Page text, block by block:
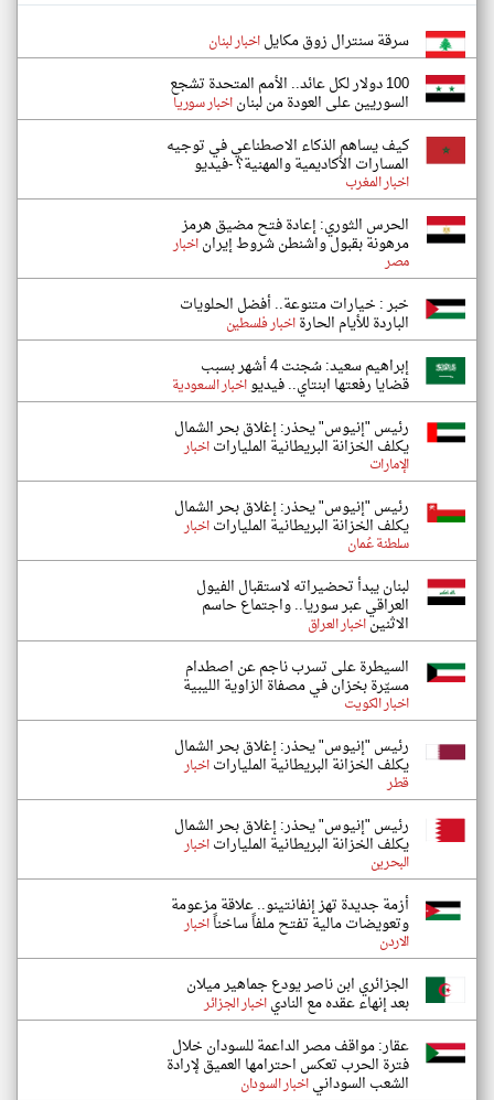
سرقة سنترال زوق مكايلاخبار لبنان
100 دولار لكل عائد.. الأمم المتحدة تشجع
السوريين على العودة من لبناناخبار سوريا
كيف يساهم الذكاء الاصطناعي في توجيه
المسارات الأكاديمية والمهنية؟ -فيديو
اخبار المغرب
الحرس الثوري: إعادة فتح مضيق هرمز
مرهونة بقبول واشنطن شروط إيراناخبار
مصر
خبر : خيارات متنوعة.. أفضل الحلويات
الباردة للأيام الحارةاخبار فلسطين
إبراهيم سعيد: سُجنت 4 أشهر بسبب
قضايا رفعتها ابنتاي.. فيديواخبار السعودية
رئيس "إنيوس" يحذر: إغلاق بحر الشمال
يكلف الخزانة البريطانية الملياراتاخبار
الإمارات
رئيس "إنيوس" يحذر: إغلاق بحر الشمال
يكلف الخزانة البريطانية الملياراتاخبار
سلطنة عُمان
لبنان يبدأ تحضيراته لاستقبال الفيول
العراقي عبر سوريا.. واجتماع حاسم
الاثنيناخبار العراق
السيطرة على تسرب ناجم عن اصطدام
مسيّرة بخزان في مصفاة الزاوية الليبية
اخبار الكويت
رئيس "إنيوس" يحذر: إغلاق بحر الشمال
يكلف الخزانة البريطانية الملياراتاخبار
قطر
رئيس "إنيوس" يحذر: إغلاق بحر الشمال
يكلف الخزانة البريطانية الملياراتاخبار
البحرين
أزمة جديدة تهز إنفانتينو.. علاقة مزعومة
وتعويضات مالية تفتح ملفاً ساخناًاخبار
الاردن
الجزائري ابن ناصر يودع جماهير ميلان
بعد إنهاء عقده مع النادياخبار الجزائر
عقار: مواقف مصر الداعمة للسودان خلال
فترة الحرب تعكس احترامها العميق لإرادة
الشعب السودانياخبار السودان